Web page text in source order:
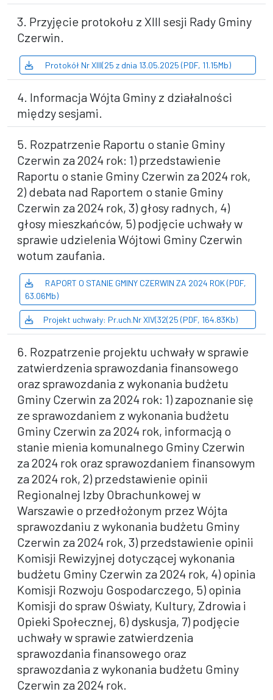
3. Przyjęcie protokołu z XIII sesji Rady Gminy
Czerwin.
Protokół Nr XIII(25 z dnia 13.05.2025 (PDF, 11.15Mb)
4. Informacja Wójta Gminy z działalności
między sesjami.
5. Rozpatrzenie Raportu o stanie Gminy
Czerwin za 2024 rok: 1) przedstawienie
Raportu o stanie Gminy Czerwin za 2024 rok,
2) debata nad Raportem o stanie Gminy
Czerwin za 2024 rok, 3) głosy radnych, 4)
głosy mieszkańców, 5) podjęcie uchwały w
sprawie udzielenia Wójtowi Gminy Czerwin
wotum zaufania.
RAPORT O STANIE GMINY CZERWIN ZA 2024 ROK (PDF,
63.06Mb)
Projekt uchwały: Pr.uch.Nr XIV(32(25 (PDF, 164.83Kb)
6. Rozpatrzenie projektu uchwały w sprawie
zatwierdzenia sprawozdania finansowego
oraz sprawozdania z wykonania budżetu
Gminy Czerwin za 2024 rok: 1) zapoznanie się
ze sprawozdaniem z wykonania budżetu
Gminy Czerwin za 2024 rok, informacją o
stanie mienia komunalnego Gminy Czerwin
za 2024 rok oraz sprawozdaniem finansowym
za 2024 rok, 2) przedstawienie opinii
Regionalnej Izby Obrachunkowej w
Warszawie o przedłożonym przez Wójta
sprawozdaniu z wykonania budżetu Gminy
Czerwin za 2024 rok, 3) przedstawienie opinii
Komisji Rewizyjnej dotyczącej wykonania
budżetu Gminy Czerwin za 2024 rok, 4) opinia
Komisji Rozwoju Gospodarczego, 5) opinia
Komisji do spraw Oświaty, Kultury, Zdrowia i
Opieki Społecznej, 6) dyskusja, 7) podjęcie
uchwały w sprawie zatwierdzenia
sprawozdania finansowego oraz
sprawozdania z wykonania budżetu Gminy
Czerwin za 2024 rok.